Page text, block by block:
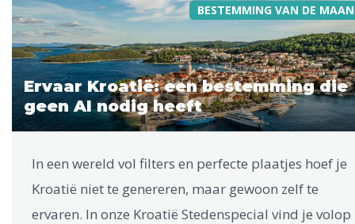
BESTEMMING VAN DE
Ervaar Kroatië: een bestemming die
geen AI nodig heeft
In een wereld vol filters en perfecte plaatjes hoef je
Kroatië niet te genereren, maar gewoon zelf te
ervaren. In onze Kroatië Stedenspecial vind je volop